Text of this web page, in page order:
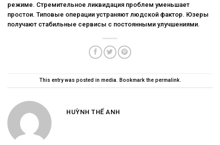
режиме. Стремительное ликвидация проблем уменьшает
простои. Типовые операции устраняют людской фактор. Юзеры
получают стабильные сервисы с постоянными улучшениями.
This entry was posted in media. Bookmark the permalink.
HUỲNH THẾ ANH